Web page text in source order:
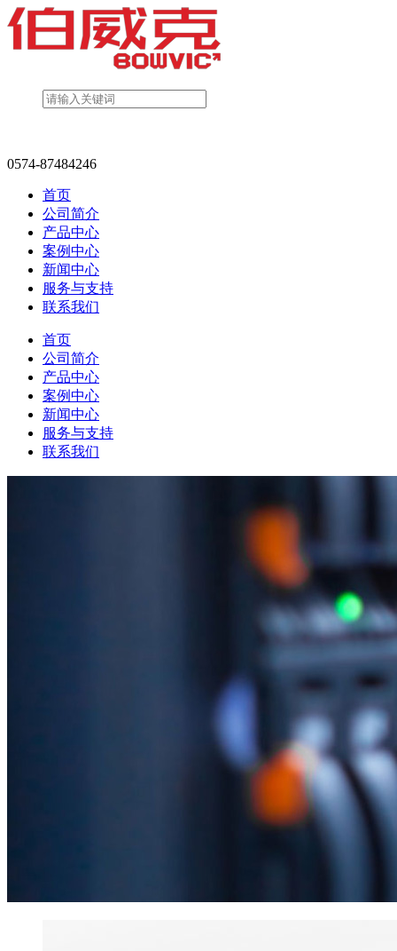
0574-87484246
首页
公司简介
产品中心
案例中心
新闻中心
服务与支持
联系我们
首页
公司简介
产品中心
案例中心
新闻中心
服务与支持
联系我们